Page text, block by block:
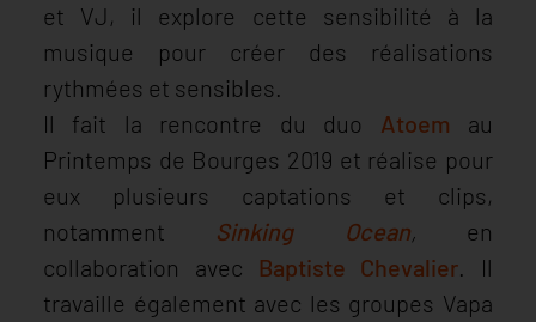
et VJ, il explore cette sensibilité à la
musique pour créer des réalisations
rythmées et sensibles.
Il fait la rencontre du duo Atoem au
Printemps de Bourges 2019 et réalise pour
eux plusieurs captations et clips,
notamment Sinking Ocean, en
collaboration avec
Baptiste Chevalier. Il
travaille également avec les groupes Vapa